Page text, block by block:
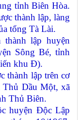
tỉnh Biên Hòa.
thành lập, làng
tổng Tà Lài.
lập huyện
Sông Bé, tỉnh
khu Đ).
thành lập trên cơ
Thủ Dầu Một, xã
Thủ Biên.
huyện Độc Lập